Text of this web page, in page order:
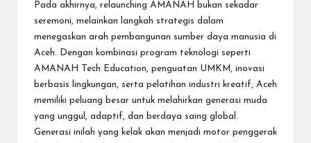
Pada akhirnya, relaunching AMANAH bukan sekadar
seremoni, melainkan langkah strategis dalam
menegaskan arah pembangunan sumber daya manusia di
Aceh. Dengan kombinasi program teknologi seperti
AMANAH Tech Education, penguatan UMKM, inovasi
berbasis lingkungan, serta pelatihan industri kreatif, Aceh
memiliki peluang besar untuk melahirkan generasi muda
yang unggul, adaptif, dan berdaya saing global.
Generasi inilah yang kelak akan menjadi motor penggerak